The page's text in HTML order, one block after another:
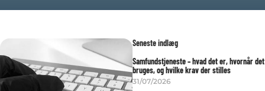
Seneste indlæg
Samfundstjeneste – hvad det er, hvornår det
bruges, og hvilke krav der stilles
31/07/2026